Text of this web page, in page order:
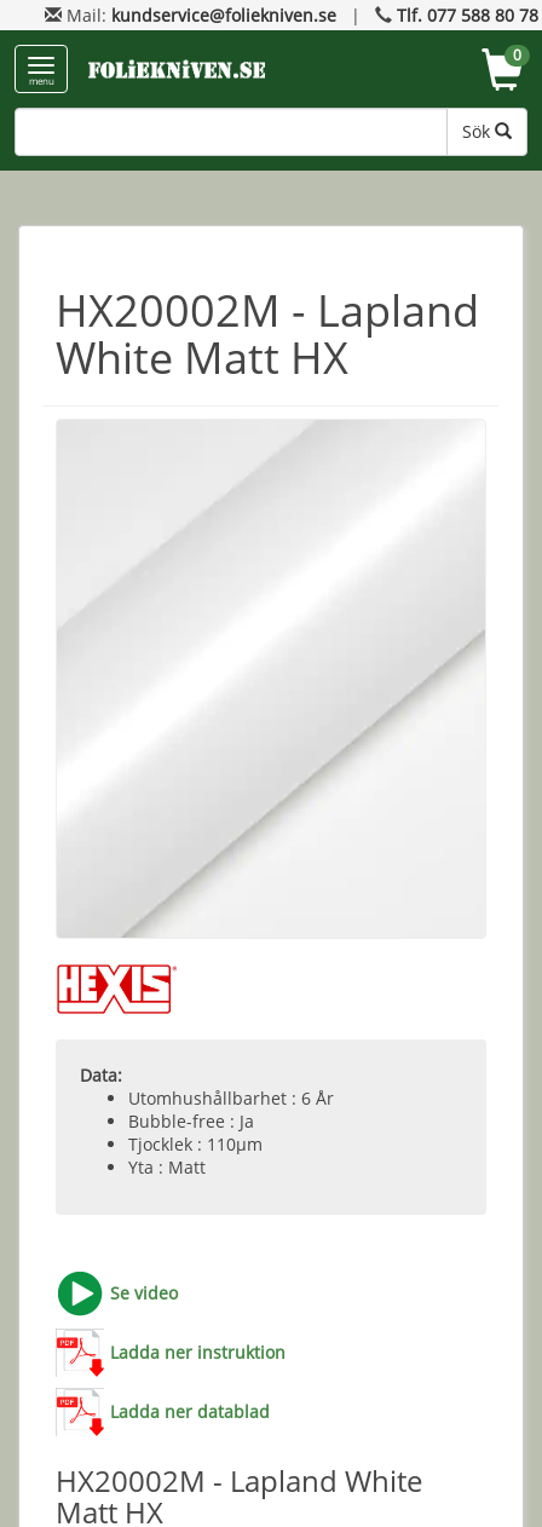
Mail: kundservice@foliekniven.se | Tlf. 077 588 80 78
menu
Sök
0
HX20002M - Lapland
White Matt HX
Data:
Utomhushållbarhet : 6 År
Bubble-free : Ja
Tjocklek : 110µm
Yta : Matt
Se video
Ladda ner instruktion
Ladda ner datablad
HX20002M - Lapland White
Matt HX